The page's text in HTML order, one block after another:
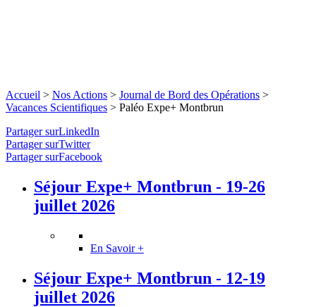
Accueil > Nos Actions > Journal de Bord des Opérations >
Vacances Scientifiques > Paléo Expe+ Montbrun
Partager surLinkedIn
Partager surTwitter
Partager surFacebook
Séjour Expe+ Montbrun - 19-26
juillet 2026
En Savoir +
Séjour Expe+ Montbrun - 12-19
juillet 2026